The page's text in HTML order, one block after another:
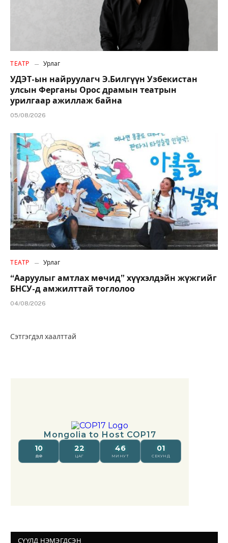
ТЕАТР Урлаг
УДЭТ-ын найруулагч Э.Билгүүн Узбекистан
улсын Ферганы Орос драмын театрын
урилгаар ажиллаж байна
05/08/2026
ТЕАТР Урлаг
“Ааруулыг амтлах мөчид” хүүхэлдэйн жүжгийг
БНСУ-д амжилттай тоглолоо
04/08/2026
Сэтгэгдэл хаалттай
СҮҮЛД НЭМЭГДСЭН